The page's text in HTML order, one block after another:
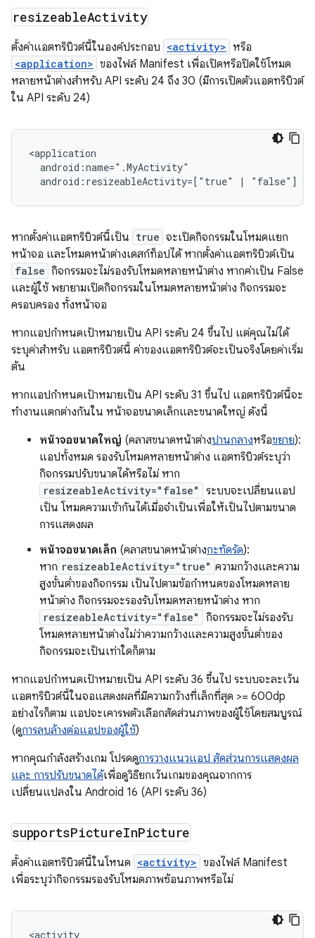
resizeableActivity
ตั้งค่าแอตทริบิวต์นี้ในองค์ประกอบ <activity> หรือ
<application> ของไฟล์ Manifest เพื่อเปิดหรือปิดใช้โหมด
หลายหน้าต่างสำหรับ API ระดับ 24 ถึง 30 (มีการเปิดตัวแอตทริบิวต์
ใน API ระดับ 24)
android:resizeableActivity=["true"
| "false"]
หากตั้งค่าแอตทริบิวต์นี้เป็น true จะเปิดกิจกรรมในโหมดแยก
หน้าจอ และโหมดหน้าต่างเดสก์ท็อปได้ หากตั้งค่าแอตทริบิวต์เป็น
false กิจกรรมจะไม่รองรับโหมดหลายหน้าต่าง หากค่าเป็น False
และผู้ใช้ พยายามเปิดกิจกรรมในโหมดหลายหน้าต่าง กิจกรรมจะ
ครอบครอง ทั้งหน้าจอ
หากแอปกำหนดเป้าหมายเป็น API ระดับ 24 ขึ้นไป แต่คุณไม่ได้
ระบุค่าสำหรับ แอตทริบิวต์นี้ ค่าของแอตทริบิวต์จะเป็นจริงโดยค่าเริ่ม
ต้น
หากแอปกำหนดเป้าหมายเป็น API ระดับ 31 ขึ้นไป แอตทริบิวต์นี้จะ
ทำงานแตกต่างกันใน หน้าจอขนาดเล็กและขนาดใหญ่ ดังนี้
หน้าจอขนาดใหญ่ (คลาสขนาดหน้าต่างปานกลางหรือขยาย):
แอปทั้งหมด รองรับโหมดหลายหน้าต่าง แอตทริบิวต์ระบุว่า
กิจกรรมปรับขนาดได้หรือไม่ หาก
resizeableActivity="false"
ระบบจะเปลี่ยนแอป
เป็น โหมดความเข้ากันได้เมื่อจำเป็นเพื่อให้เป็นไปตามขนาด
การแสดงผล
หน้าจอขนาดเล็ก (คลาสขนาดหน้าต่างกะทัดรัด):
หาก resizeableActivity="true" ความกว้างและความ
สูงขั้นต่ำของกิจกรรม เป็นไปตามข้อกำหนดของโหมดหลาย
หน้าต่าง กิจกรรมจะรองรับโหมดหลายหน้าต่าง หาก
resizeableActivity="false"
กิจกรรมจะไม่รองรับ
โหมดหลายหน้าต่างไม่ว่าความกว้างและความสูงขั้นต่ำของ
กิจกรรมจะเป็นเท่าใดก็ตาม
หากแอปกำหนดเป้าหมายเป็น API ระดับ 36 ขึ้นไป ระบบจะละเว้น
แอตทริบิวต์นี้ในจอแสดงผลที่มีความกว้างที่เล็กที่สุด >= 600dp
อย่างไรก็ตาม แอปจะเคารพตัวเลือกสัดส่วนภาพของผู้ใช้โดยสมบูรณ์
(ดูการลบล้างต่อแอปของผู้ใช้)
หากคุณกำลังสร้างเกม โปรดดูการวางแนวแอป สัดส่วนการแสดงผล
และ การปรับขนาดได้เพื่อดูวิธียกเว้นเกมของคุณจากการ
เปลี่ยนแปลงใน Android 16 (API ระดับ 36)
supportsPictureInPicture
ตั้งค่าแอตทริบิวต์นี้ในโหนด <activity> ของไฟล์ Manifest
เพื่อระบุว่ากิจกรรมรองรับโหมดภาพซ้อนภาพหรือไม่